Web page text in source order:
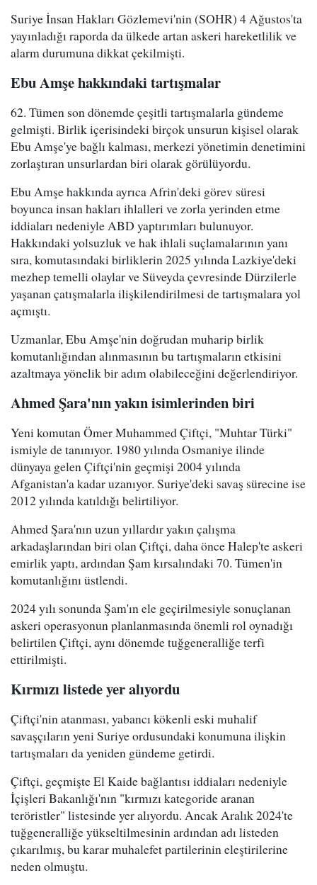
Suriye İnsan Hakları Gözlemevi'nin (SOHR) 4 Ağustos'ta
yayınladığı raporda da ülkede artan askeri hareketlilik ve
alarm durumuna dikkat çekilmişti.
Ebu Amşe hakkındaki tartışmalar
62. Tümen son dönemde çeşitli tartışmalarla gündeme
gelmişti. Birlik içerisindeki birçok unsurun kişisel olarak
Ebu Amşe'ye bağlı kalması, merkezi yönetimin denetimini
zorlaştıran unsurlardan biri olarak görülüyordu.
Ebu Amşe hakkında ayrıca Afrin'deki görev süresi
boyunca insan hakları ihlalleri ve zorla yerinden etme
iddiaları nedeniyle ABD yaptırımları bulunuyor.
Hakkındaki yolsuzluk ve hak ihlali suçlamalarının yanı
sıra, komutasındaki birliklerin 2025 yılında Lazkiye'deki
mezhep temelli olaylar ve Süveyda çevresinde Dürzilerle
yaşanan çatışmalarla ilişkilendirilmesi de tartışmalara yol
açmıştı.
Uzmanlar, Ebu Amşe'nin doğrudan muharip birlik
komutanlığından alınmasının bu tartışmaların etkisini
azaltmaya yönelik bir adım olabileceğini değerlendiriyor.
Ahmed Şara'nın yakın isimlerinden biri
Yeni komutan Ömer Muhammed Çiftçi, "Muhtar Türki"
ismiyle de tanınıyor. 1980 yılında Osmaniye ilinde
dünyaya gelen Çiftçi'nin geçmişi 2004 yılında
Afganistan'a kadar uzanıyor. Suriye'deki savaş sürecine ise
2012 yılında katıldığı belirtiliyor.
Ahmed Şara'nın uzun yıllardır yakın çalışma
arkadaşlarından biri olan Çiftçi, daha önce Halep'te askeri
emirlik yaptı, ardından Şam kırsalındaki 70. Tümen'in
komutanlığını üstlendi.
2024 yılı sonunda Şam'ın ele geçirilmesiyle sonuçlanan
askeri operasyonun planlanmasında önemli rol oynadığı
belirtilen Çiftçi, aynı dönemde tuğgeneralliğe terfi
ettirilmişti.
Kırmızı listede yer alıyordu
Çiftçi'nin atanması, yabancı kökenli eski muhalif
savaşçıların yeni Suriye ordusundaki konumuna ilişkin
tartışmaları da yeniden gündeme getirdi.
Çiftçi, geçmişte El Kaide bağlantısı iddiaları nedeniyle
İçişleri Bakanlığı'nın "kırmızı kategoride aranan
teröristler" listesinde yer alıyordu. Ancak Aralık 2024'te
tuğgeneralliğe yükseltilmesinin ardından adı listeden
çıkarılmış, bu karar muhalefet partilerinin eleştirilerine
neden olmuştu.